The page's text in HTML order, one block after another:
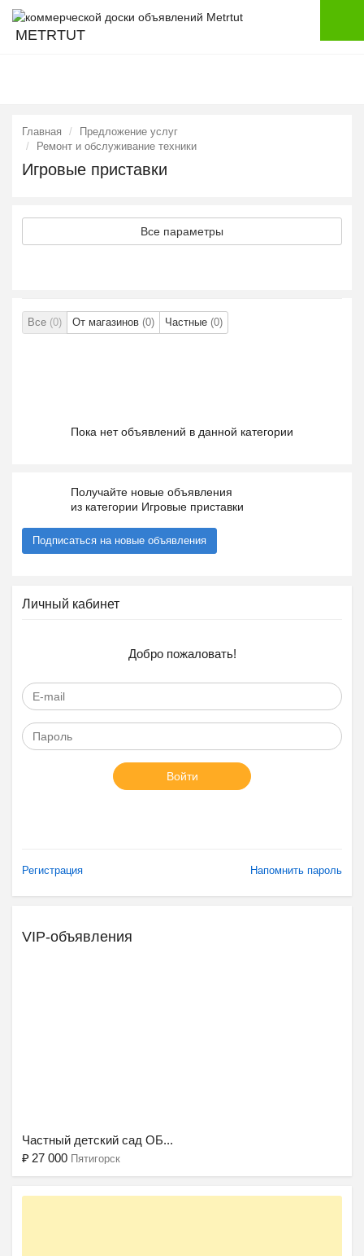
METRTUT
Главная
Предложение услуг
Ремонт и обслуживание техники
Игровые приставки
Все параметры
Все (0) От магазинов (0) Частные (0)
Пока нет объявлений в данной категории
Получайте новые объявления
из категории Игровые приставки
Подписаться на новые объявления
Личный кабинет
Добро пожаловать!
Войти
Регистрация Напомнить пароль
VIP-объявления
Частный детский сад ОБ...
₽ 27 000 Пятигорск